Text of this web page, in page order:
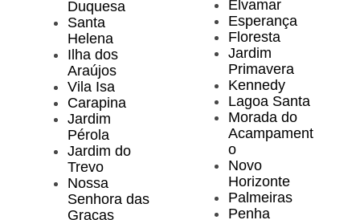
Duquesa
Santa
Helena
Ilha dos
Araújos
Vila Isa
Carapina
Jardim
Pérola
Jardim do
Trevo
Nossa
Senhora das
Graças
Elvamar
Esperança
Floresta
Jardim
Primavera
Kennedy
Lagoa Santa
Morada do
Acampament
o
Novo
Horizonte
Palmeiras
Penha